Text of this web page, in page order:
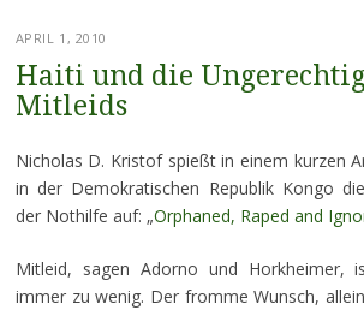
APRIL 1, 2010
Haiti und die
Mitleids
Nicholas D. Kristof spießt in einem kurzen
in der Demokratischen Republik Kongo
der Nothilfe auf: „Orphaned, Raped and
Mitleid, sagen Adorno und Horkheimer,
immer zu wenig. Der fromme Wunsch,